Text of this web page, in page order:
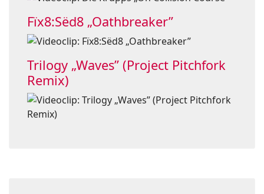
Fïx8:Sëd8 „Oathbreaker”
Trilogy „Waves” (Project Pitchfork
Remix)